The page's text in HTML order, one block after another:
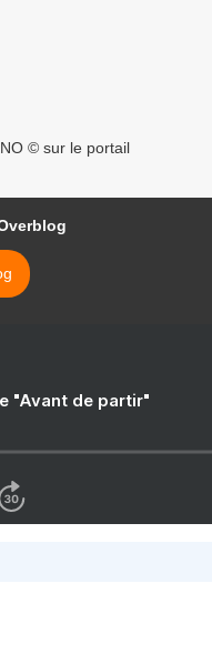
© sur le portail
"Avant de partir"